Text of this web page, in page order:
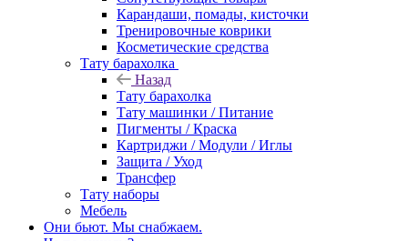
Карандаши, помады, кисточки
Тренировочные коврики
Косметические средства
Тату барахолка
Назад
Тату барахолка
Тату машинки / Питание
Пигменты / Краска
Картриджи / Модули / Иглы
Защита / Уход
Трансфер
Тату наборы
Мебель
Они бьют. Мы снабжаем.